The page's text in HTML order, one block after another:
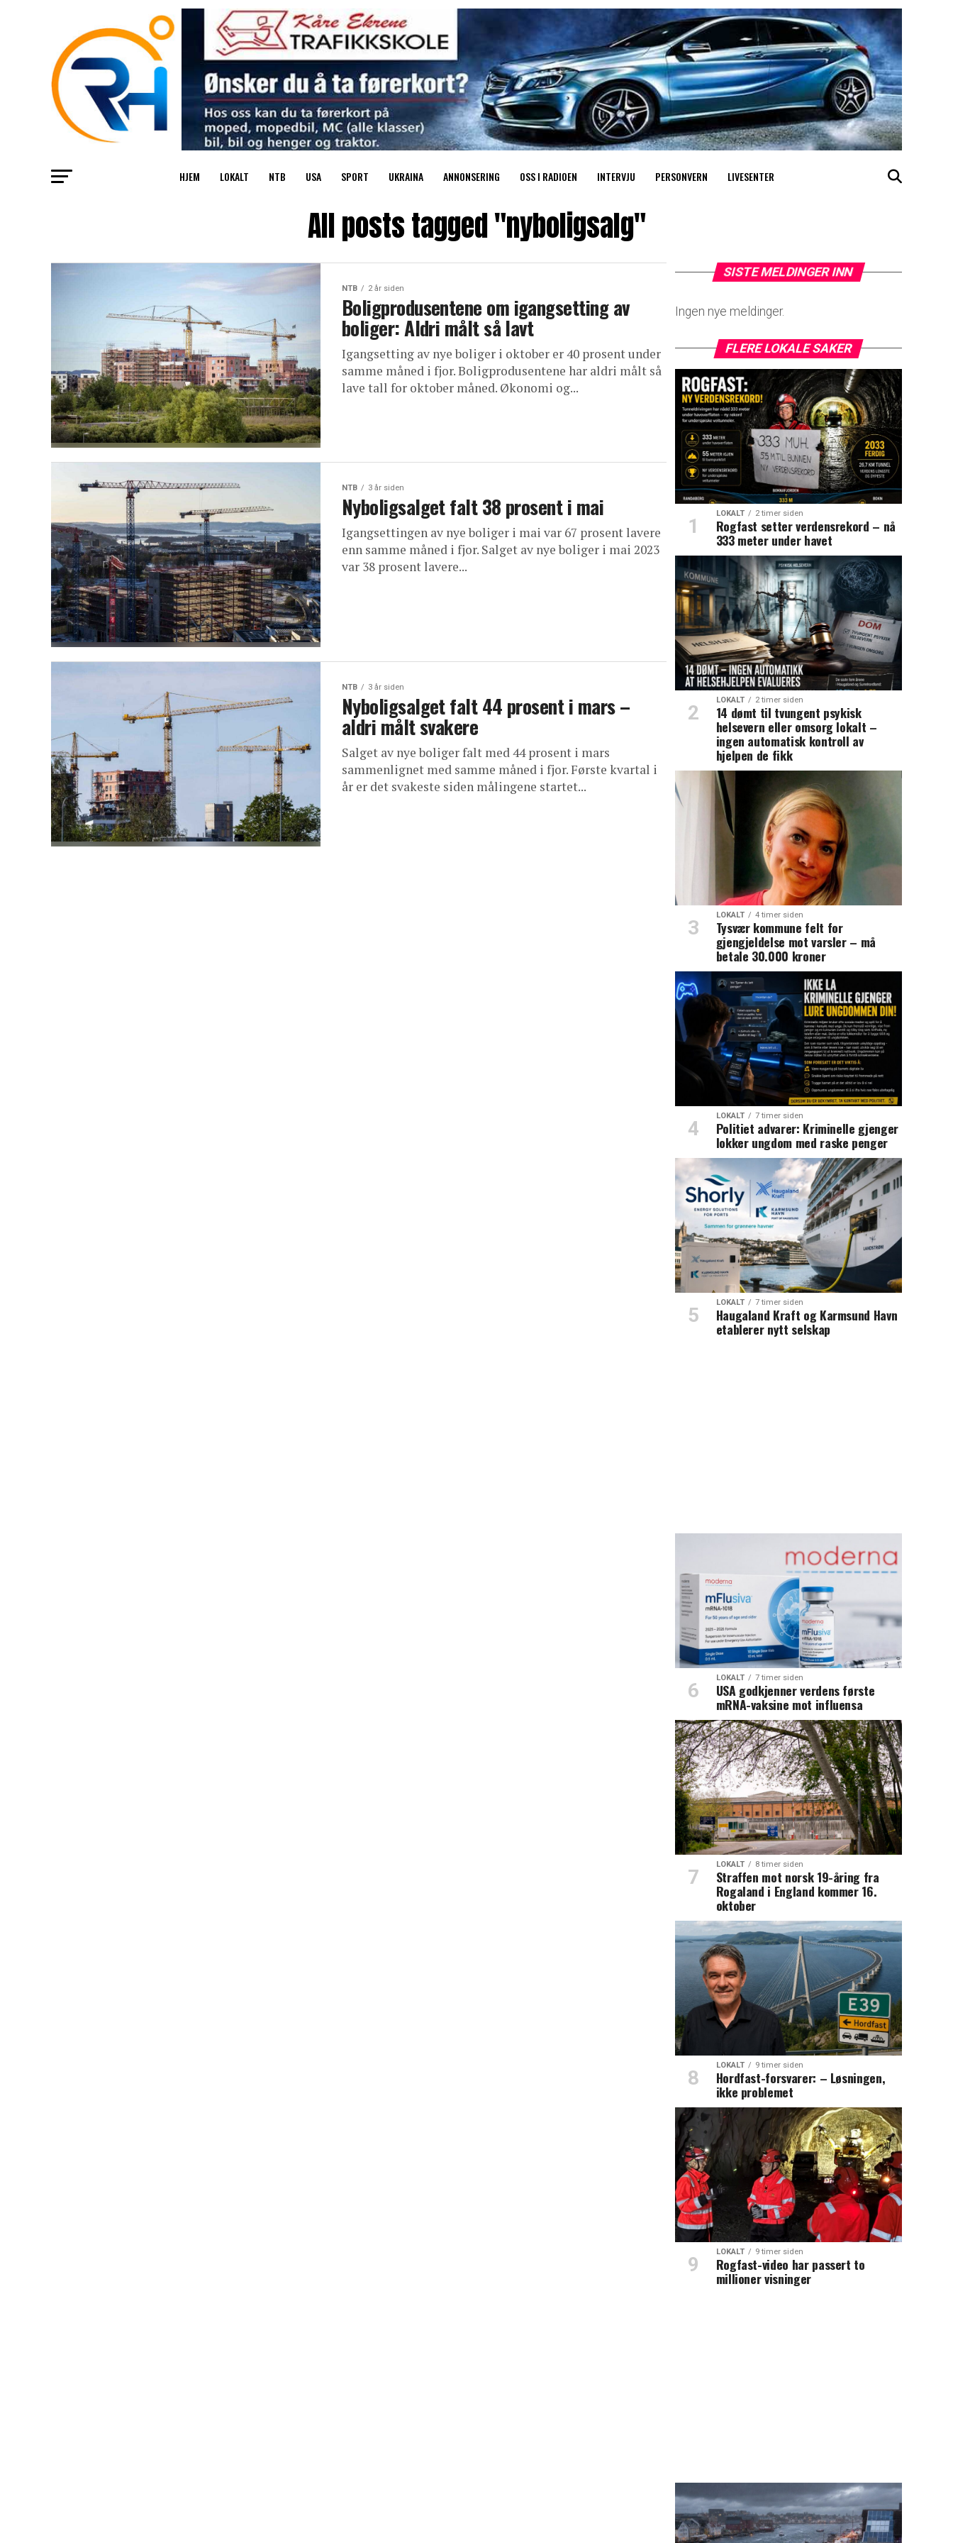
HJEM LOKALT NTB USA SPORT UKRAINA ANNONSERING OSS I RADIOEN INTERVJU PERSONVERN LIVESENTER
All posts tagged "nyboligsalg"
NTB 2 år siden
Boligprodusentene om igangsetting av
boliger: Aldri målt så lavt
Igangsetting av nye boliger i oktober er 40 prosent under
samme måned i fjor. Boligprodusentene har aldri målt så
lave tall for oktober måned. Økonomi og...
NTB 3 år siden
Nyboligsalget falt 38 prosent i mai
Igangsettingen av nye boliger i mai var 67 prosent lavere
enn samme måned i fjor. Salget av nye boliger i mai 2023
var 38 prosent lavere...
NTB 3 år siden
Nyboligsalget falt 44 prosent i mars –
aldri målt svakere
Salget av nye boliger falt med 44 prosent i mars
sammenlignet med samme måned i fjor. Første kvartal i
år er det svakeste siden målingene startet...
SISTE MELDINGER INN
Ingen nye meldinger.
FLERE LOKALE SAKER
LOKALT 2 timer siden
Rogfast setter verdensrekord – nå
333 meter under havet
LOKALT 2 timer siden
14 dømt til tvungent psykisk
helsevern eller omsorg lokalt –
ingen automatisk kontroll av
hjelpen de fikk
LOKALT 4 timer siden
Tysvær kommune felt for
gjengjeldelse mot varsler – må
betale 30.000 kroner
LOKALT 7 timer siden
Politiet advarer: Kriminelle gjenger
lokker ungdom med raske penger
LOKALT 7 timer siden
Haugaland Kraft og Karmsund Havn
etablerer nytt selskap
LOKALT 7 timer siden
USA godkjenner verdens første
mRNA-vaksine mot influensa
LOKALT 8 timer siden
Straffen mot norsk 19-åring fra
Rogaland i England kommer 16.
oktober
LOKALT 9 timer siden
Hordfast-forsvarer: – Løsningen,
ikke problemet
LOKALT 9 timer siden
Rogfast-video har passert to
millioner visninger